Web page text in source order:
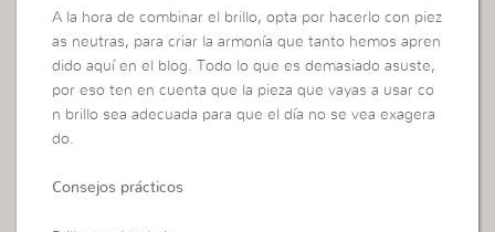
A la hora de combinar el brillo, opta por hacerlo con piez
as neutras, para criar la armonía que tanto hemos apren
dido aquí en el blog. Todo lo que es demasiado asuste,
por eso ten en cuenta que la pieza que vayas a usar co
n brillo sea adecuada para que el día no se vea exagera
do.
Consejos prácticos